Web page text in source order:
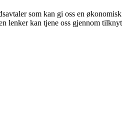
som kan gi oss en
lenker kan tjene oss gjennom